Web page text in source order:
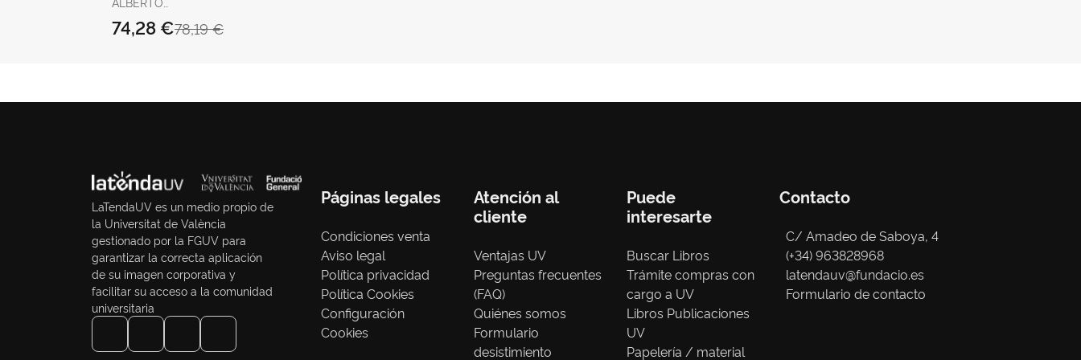
78,19 €
74,28 €
LaTendaUV es un medio propio de
la Universitat de València
gestionado por la FGUV para
garantizar la correcta aplicación
de su imagen corporativa y
facilitar su acceso a la comunidad
universitaria
Páginas legales
Condiciones venta
Aviso legal
Política privacidad
Política Cookies
Configuración
Cookies
Atención al
cliente
Ventajas UV
Preguntas frecuentes
(FAQ)
Quiénes somos
Formulario
desistimiento
Puede
interesarte
Buscar Libros
Trámite compras con
cargo a UV
Libros Publicaciones
UV
Papelería / material
Contacto
C/ Amadeo de Saboya, 4
(+34) 963828968
latendauv@fundacio.es
Formulario de contacto